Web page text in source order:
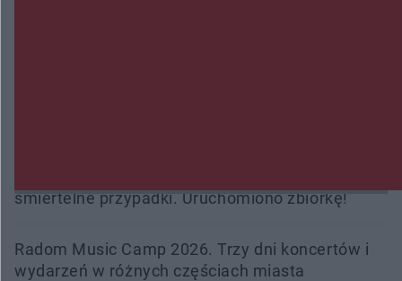
śmiertelne przypadki. Uruchomiono zbiórkę!
Radom Music Camp 2026. Trzy dni koncertów i
wydarzeń w różnych częściach miasta